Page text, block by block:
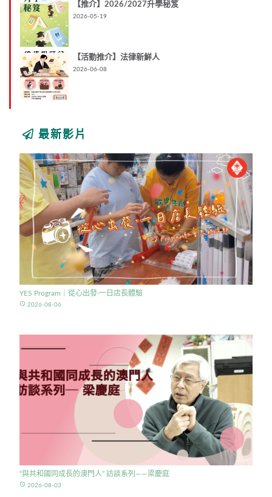
【推介】2026/2027升學秘笈
2026-05-19
【活動推介】法律新鮮人
2026-06-08
最新影片
YES Program｜從心出發·一日店長體驗
access_time 2026-08-06
“與共和國同成長的澳門人” 訪談系列——梁慶庭
access_time 2026-08-03